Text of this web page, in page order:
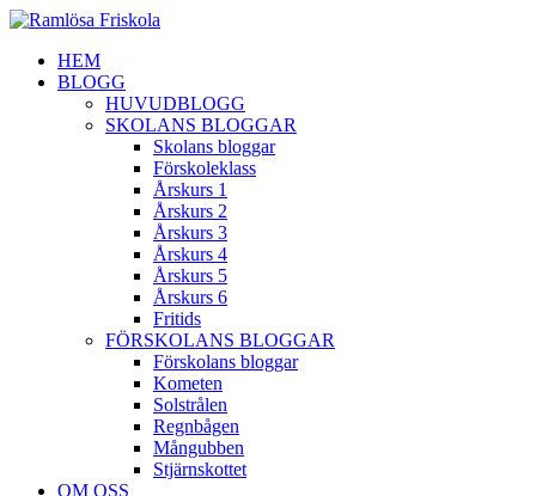
HEM
BLOGG
HUVUDBLOGG
SKOLANS BLOGGAR
Skolans bloggar
Förskoleklass
Årskurs 1
Årskurs 2
Årskurs 3
Årskurs 4
Årskurs 5
Årskurs 6
Fritids
FÖRSKOLANS BLOGGAR
Förskolans bloggar
Kometen
Solstrålen
Regnbågen
Mångubben
Stjärnskottet
OM OSS